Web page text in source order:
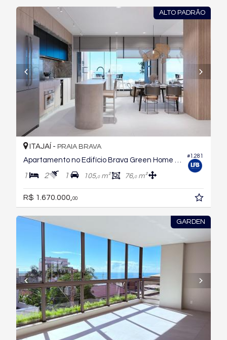
ALTO PADRÃO
#1.281
ITAJAÍ - PRAIA BRAVA
1 2 1 105,0m² 76,0m²
R$ 1.670.000, 00
GARDEN